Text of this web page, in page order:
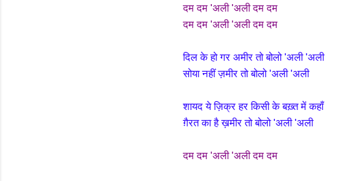
दम दम 'अली 'अली दम दम
दम दम 'अली 'अली दम दम
दिल के हो गर अमीर तो बोलो 'अली 'अली
सोया नहीं ज़मीर तो बोलो 'अली 'अली
शायद ये ज़िक्र हर किसी के बख़्त में कहाँ
ग़ैरत का है ख़मीर तो बोलो 'अली 'अली
दम दम 'अली 'अली दम दम